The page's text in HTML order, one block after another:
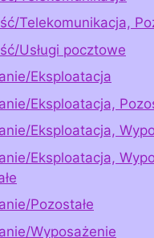
Telekomunikacja,
Usługi pocztowe
Eksploatacja
Eksploatacja,
Eksploatacja,
Eksploatacja,
Pozostałe
Wyposażenie